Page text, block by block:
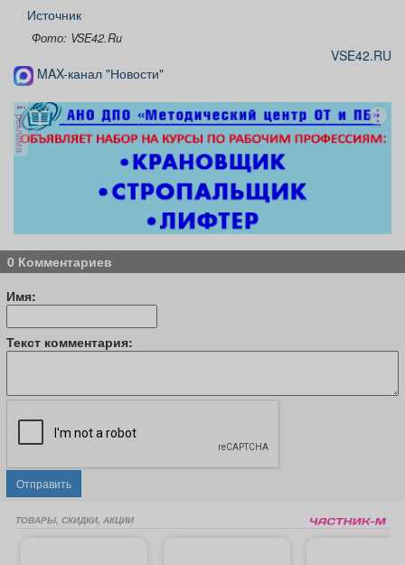
Источник
Фото: VSE42.Ru
VSE42.RU
MAX-канал "Новости"
реклама
0 Комментариев
Имя:
Текст комментария:
Отправить
ТОВАРЫ, СКИДКИ, АКЦИИ